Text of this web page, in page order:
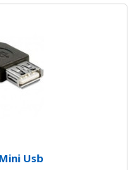
Usb